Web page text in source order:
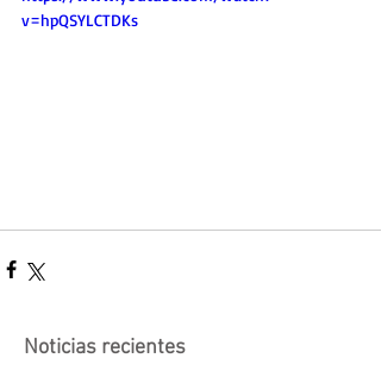
v=hpQSYLCTDKs
Noticias recientes